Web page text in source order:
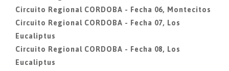
Circuito Regional CORDOBA - Fecha 06, Montecitos
Circuito Regional CORDOBA - Fecha 07, Los
Eucaliptus
Circuito Regional CORDOBA - Fecha 08, Los
Eucaliptus